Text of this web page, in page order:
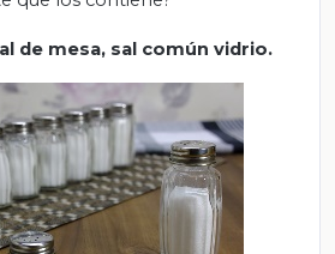
de mesa, sal común vidrio.